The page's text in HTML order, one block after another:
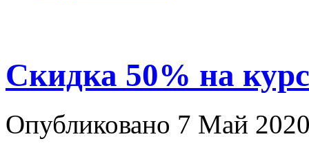
Скидка 50% на
Опубликовано 7 Май